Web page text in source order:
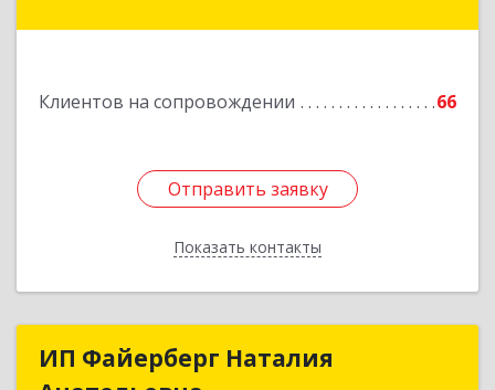
Клиентов на сопровождении 66
Отправить заявку
Показать контакты
Отправить заявку
Назад
ИП Файерберг Наталия
ИП Файерберг Наталия